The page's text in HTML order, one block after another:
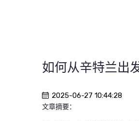
如何从辛特兰出
2025-06-27 10:44:28
文章摘要：